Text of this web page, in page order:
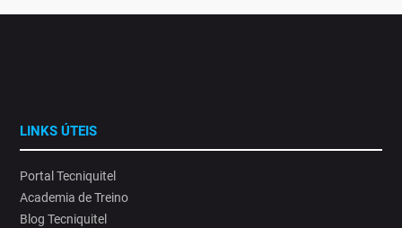
LINKS ÚTEIS
Portal Tecniquitel
Academia de Treino
Blog Tecniquitel